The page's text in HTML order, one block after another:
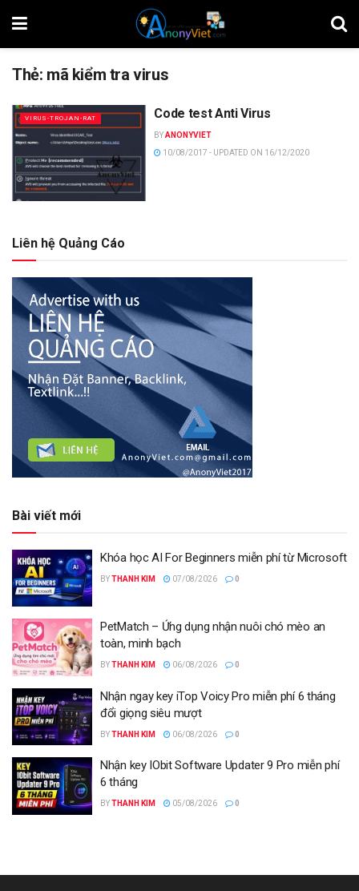
Thẻ: mã kiểm tra virus
VIRUS-TROJAN-RAT Code test Anti Virus
BYANONYVIET
10/08/2017 - UPDATED ON 16/12/2020
Liên hệ Quảng Cáo
Bài viết mới
Khóa học AI For Beginners miễn phí từ Microsoft
BYTHANH KIM 07/08/2026 0
PetMatch – Ứng dụng nhận nuôi chó mèo an
toàn, minh bạch
BYTHANH KIM 06/08/2026 0
Nhận ngay key iTop Voicy Pro miễn phí 6 tháng
đổi giọng siêu mượt
BYTHANH KIM 06/08/2026 0
Nhận key IObit Software Updater 9 Pro miễn phí
6 tháng
BYTHANH KIM 05/08/2026 0